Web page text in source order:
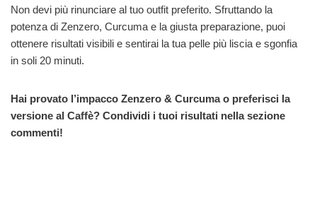
Non devi più rinunciare al tuo outfit preferito. Sfruttando la
potenza di Zenzero, Curcuma e la giusta preparazione, puoi
ottenere risultati visibili e sentirai la tua pelle più liscia e sgonfia
in soli 20 minuti.
Hai provato l’impacco Zenzero & Curcuma o preferisci la
versione al Caffè? Condividi i tuoi risultati nella sezione
commenti!